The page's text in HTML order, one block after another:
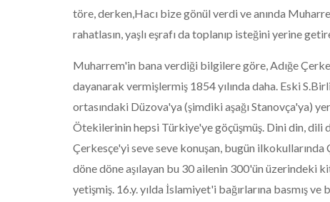
töre, derken,Hacı bize gönül verdi ve anında
rahatlasın, yaşlı eşrafı da toplanıp isteğini yerine
Muharrem'in bana verdiği bilgilere göre, Adığe
dayanarak vermişlermiş 1854 yılında daha. Eski
ortasındaki Düzova'ya (şimdiki aşağı Stanovça'ya)
Ötekilerinin hepsi Türkiye'ye göçüşmüş. Dini din, dili
Çerkesçe'yi seve seve konuşan, bugün
döne döne aşılayan bu 30 ailenin 300'ün üzerindeki
yetişmiş. 16.y. yılda İslamiyet'i bağırlarına basmış